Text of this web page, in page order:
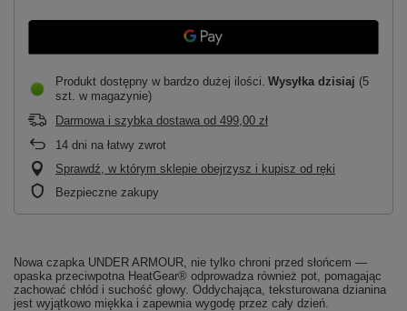
Produkt dostępny w bardzo dużej ilości Wysyłka dzisiaj (5
szt. w magazynie)
Darmowa i szybka dostawa od 499,00 zł
14 dni na łatwy zwrot
Sprawdź, w którym sklepie obejrzysz i kupisz od ręki
Bezpieczne zakupy
Nowa czapka UNDER ARMOUR, nie tylko chroni przed słońcem —
opaska przeciwpotna HeatGear® odprowadza również pot, pomagając
zachować chłód i suchość głowy. Oddychająca, teksturowana dzianina
jest wyjątkowo miękka i zapewnia wygodę przez cały dzień.